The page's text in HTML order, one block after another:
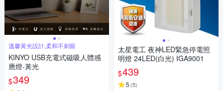
溫馨黃光設計,柔和不刺眼
KINYO USB充電式磁吸人體感
應燈-黃光
$349
太星電工 夜神LED緊急停電照
明燈 24LED(白光) IGA9001
$439
5 (5)